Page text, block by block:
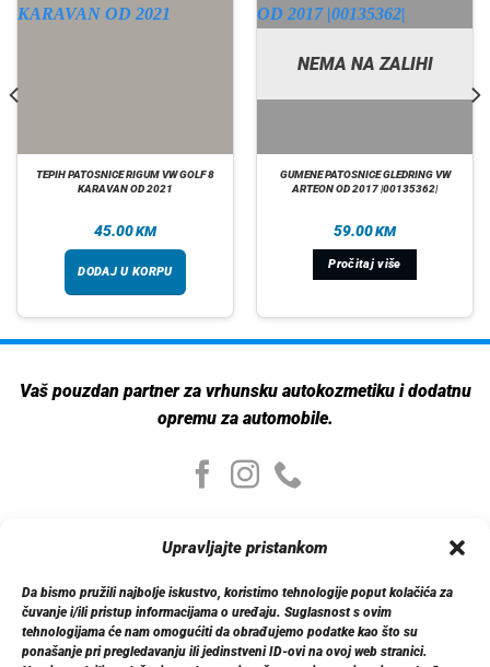
Upravljajte pristankom
Da bismo pružili najbolje iskustvo, koristimo tehnologije poput kolačića za
čuvanje i/ili pristup informacijama o uređaju. Suglasnost s ovim
tehnologijama će nam omogućiti da obrađujemo podatke kao što su
ponašanje pri pregledavanju ili jedinstveni ID-ovi na ovoj web stranici.
TEPIH PATOSNICE RIGUM VW GOLF 8
KARAVAN OD 2021
45.00KM
DODAJ U KORPU
NEMA NA ZALIHI
GUMENE PATOSNICE GLEDRING VW
ARTEON OD 2017 |00135362|
59.00KM
Pročitaj više
Vaš pouzdan partner za vrhunsku autokozmetiku i dodatnu
opremu za automobile.
Moj nalog
Moj nalog
Moje narudžbe
Detalji računa
Log out